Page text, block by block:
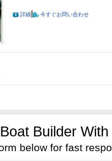
詳細 今すぐお問い合わせ